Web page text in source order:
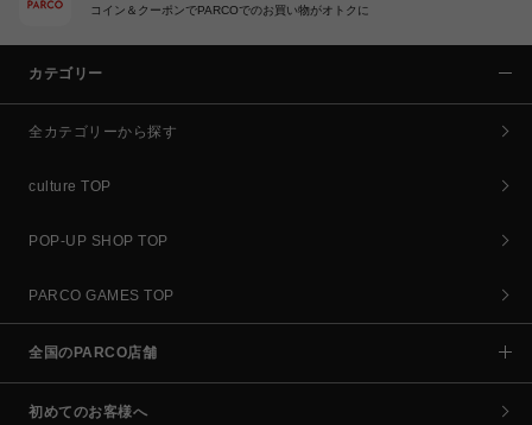
コイン＆クーポンでPARCOでのお買い物がオトクに
カテゴリー
全カテゴリーから探す
culture TOP
POP-UP SHOP TOP
PARCO GAMES TOP
全国のPARCO店舗
初めてのお客様へ